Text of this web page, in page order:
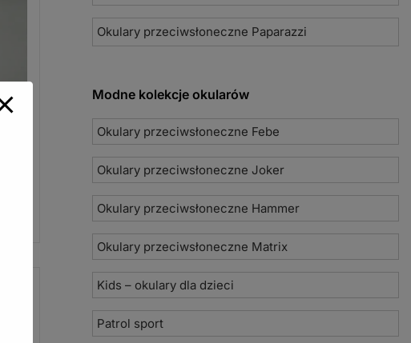
Okulary przeciwsłoneczne Paparazzi
Modne kolekcje okularów
Okulary przeciwsłoneczne Febe
Okulary przeciwsłoneczne Joker
Okulary przeciwsłoneczne Hammer
Okulary przeciwsłoneczne Matrix
Kids – okulary dla dzieci
Patrol sport